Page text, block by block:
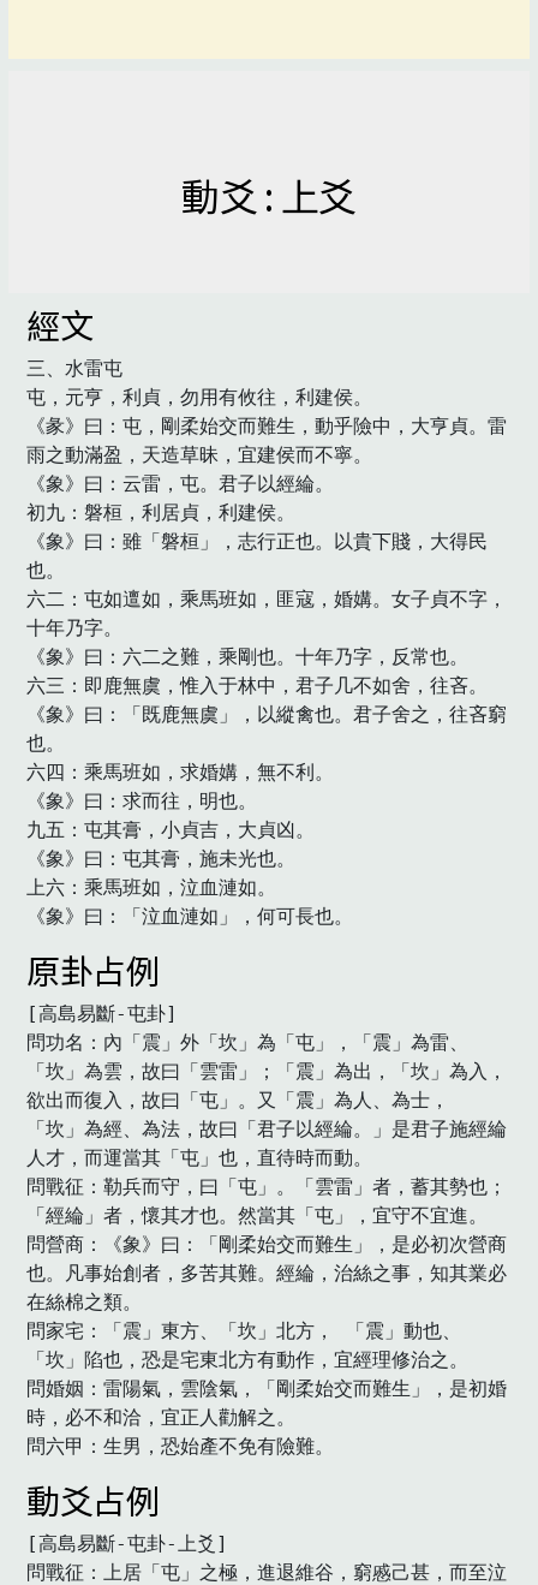
動爻 : 上爻
經文
三、水雷屯
屯，元亨，利貞，勿用有攸往，利建侯。
《彖》曰：屯，剛柔始交而難生，動乎險中，大亨貞。雷
雨之動滿盈，天造草昧，宜建侯而不寧。
《象》曰：云雷，屯。君子以經綸。
初九：磐桓，利居貞，利建侯。
《象》曰：雖「磐桓」，志行正也。以貴下賤，大得民
也。
六二：屯如邅如，乘馬班如，匪寇，婚媾。女子貞不字，
十年乃字。
《象》曰：六二之難，乘剛也。十年乃字，反常也。
六三：即鹿無虞，惟入于林中，君子几不如舍，往吝。
《象》曰：「既鹿無虞」，以縱禽也。君子舍之，往吝窮
也。
六四：乘馬班如，求婚媾，無不利。
《象》曰：求而往，明也。
九五：屯其膏，小貞吉，大貞凶。
《象》曰：屯其膏，施未光也。
上六：乘馬班如，泣血漣如。
《象》曰：「泣血漣如」，何可長也。
原卦占例
[高島易斷-屯卦]
問功名：內「震」外「坎」為「屯」，「震」為雷、
「坎」為雲，故曰「雲雷」；「震」為出，「坎」為入，
欲出而復入，故曰「屯」。又「震」為人、為士，
「坎」為經、為法，故曰「君子以經綸。」是君子施經綸
人才，而運當其「屯」也，直待時而動。
問戰征：勒兵而守，曰「屯」。「雲雷」者，蓄其勢也；
「經綸」者，懷其才也。然當其「屯」，宜守不宜進。
問營商：《象》曰：「剛柔始交而難生」，是必初次營商
也。凡事始創者，多苦其難。經綸，治絲之事，知其業必
在絲棉之類。
問家宅：「震」東方、「坎」北方， 「震」動也、
「坎」陷也，恐是宅東北方有動作，宜經理修治之。
問婚姻：雷陽氣，雲陰氣，「剛柔始交而難生」，是初婚
時，必不和洽，宜正人勸解之。
問六甲：生男，恐始產不免有險難。
動爻占例
[高島易斷-屯卦-上爻]
問戰征：上居「屯」之極，進退維谷，窮慼己甚，而至泣